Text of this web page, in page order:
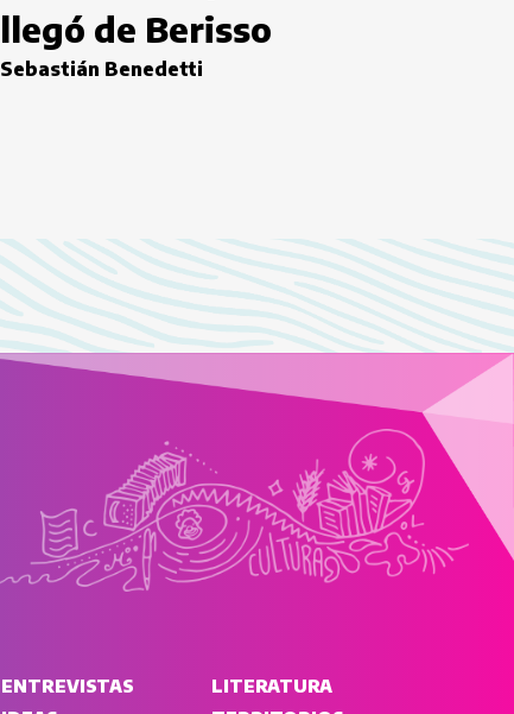
llegó de Berisso
Sebastián Benedetti
ENTREVISTAS
LITERATURA